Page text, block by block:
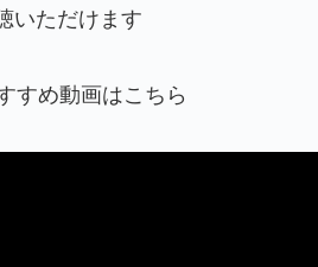
いただけます
すめ動画はこちら